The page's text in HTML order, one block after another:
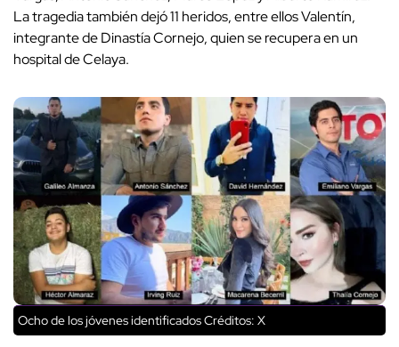
La tragedia también dejó 11 heridos, entre ellos Valentín,
integrante de Dinastía Cornejo, quien se recupera en un
hospital de Celaya.
Ocho de los jóvenes identificados Créditos: X